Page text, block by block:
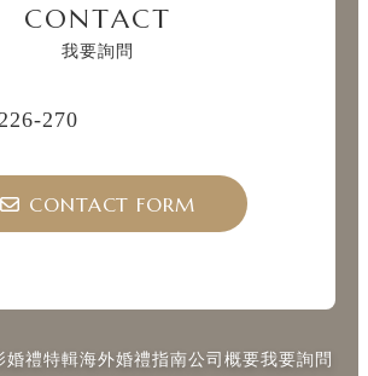
CONTACT
我要詢問
270
CONTACT FORM
婚禮特輯海外婚禮指南公司概要我要詢問